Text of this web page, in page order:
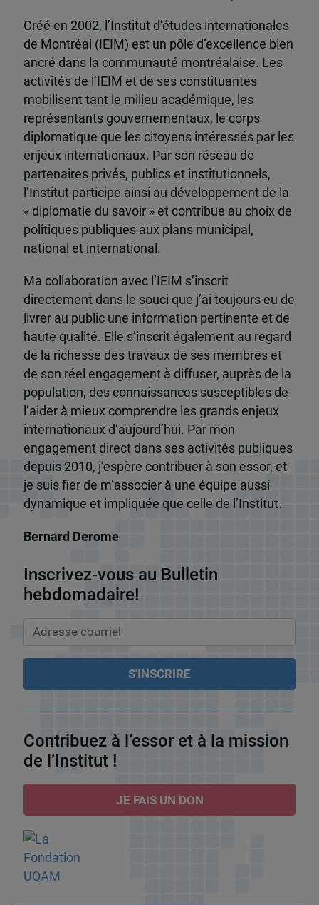
Créé en 2002, l’Institut d’études internationales
de Montréal (IEIM) est un pôle d’excellence bien
ancré dans la communauté montréalaise. Les
activités de l’IEIM et de ses constituantes
mobilisent tant le milieu académique, les
représentants gouvernementaux, le corps
diplomatique que les citoyens intéressés par les
enjeux internationaux. Par son réseau de
partenaires privés, publics et institutionnels,
l’Institut participe ainsi au développement de la
« diplomatie du savoir » et contribue au choix de
politiques publiques aux plans municipal,
national et international.
Ma collaboration avec l’IEIM s’inscrit
directement dans le souci que j’ai toujours eu de
livrer au public une information pertinente et de
haute qualité. Elle s’inscrit également au regard
de la richesse des travaux de ses membres et
de son réel engagement à diffuser, auprès de la
population, des connaissances susceptibles de
l’aider à mieux comprendre les grands enjeux
internationaux d’aujourd’hui. Par mon
engagement direct dans ses activités publiques
depuis 2010, j’espère contribuer à son essor, et
je suis fier de m’associer à une équipe aussi
dynamique et impliquée que celle de l’Institut.
Bernard Derome
Inscrivez-vous au Bulletin
hebdomadaire!
Contribuez à l’essor et à la mission
de l’Institut !
JE FAIS UN DON